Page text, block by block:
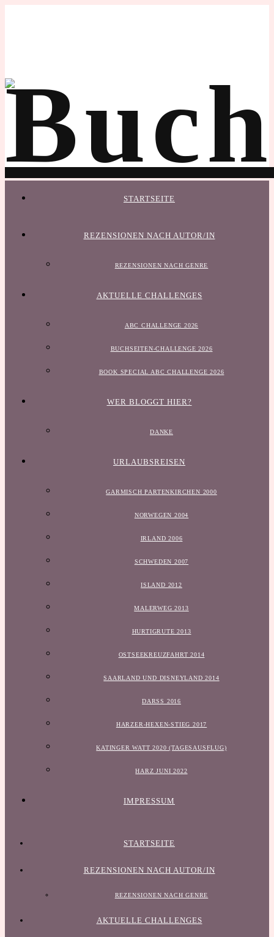
STARTSEITE
REZENSIONEN NACH AUTOR/IN
REZENSIONEN NACH GENRE
AKTUELLE CHALLENGES
ABC CHALLENGE 2026
BUCHSEITEN-CHALLENGE 2026
BOOK SPECIAL ABC CHALLENGE 2026
WER BLOGGT HIER?
DANKE
URLAUBSREISEN
GARMISCH PARTENKIRCHEN 2000
NORWEGEN 2004
IRLAND 2006
SCHWEDEN 2007
ISLAND 2012
MALERWEG 2013
HURTIGRUTE 2013
OSTSEEKREUZFAHRT 2014
SAARLAND UND DISNEYLAND 2014
DARSS 2016
HARZER-HEXEN-STIEG 2017
KATINGER WATT 2020 (TAGESAUSFLUG)
HARZ JUNI 2022
IMPRESSUM
STARTSEITE
REZENSIONEN NACH AUTOR/IN
REZENSIONEN NACH GENRE
AKTUELLE CHALLENGES